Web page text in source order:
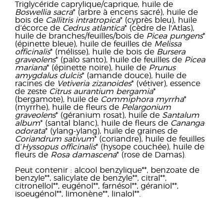
Triglycéride caprylique/caprique, huile de
Boswellia sacra* (arbre à encens sacré), huile de
bois de Callitris intratropica* (cyprès bleu), huile
d’écorce de Cedrus atlantica* (cèdre de l'Atlas),
huile de branches/feuilles/bois de Picea pungens*
(épinette bleue), huile de feuilles de Melissa
officinalis* (mélisse), huile de bois de Bursera
graveolens* (palo santo), huile de feuilles de Picea
mariana* (épinette noire), huile de Prunus
amygdalus dulcis* (amande douce), huile de
racines de Vetiveria zizanoides* (vétiver), essence
de zeste Citrus aurantium bergamia*
(bergamote), huile de Commiphora myrrha*
(myrrhe), huile de fleurs de Pelargonium
graveolens* (géranium rosat), huile de Santalum
album* (santal blanc), huile de fleurs de Cananga
odorata* (ylang-ylang), huile de graines de
Coriandrum sativum* (coriandre), huile de feuilles
d’Hyssopus officinalis* (hysope couchée), huile de
fleurs de Rosa damascena* (rose de Damas).
Peut contenir : alcool benzylique**, benzoate de
benzyle**, salicylate de benzyle**, citral**,
citronellol**, eugénol**, farnésol**, géraniol**,
isoeugénol**, limonène**, linalol**.